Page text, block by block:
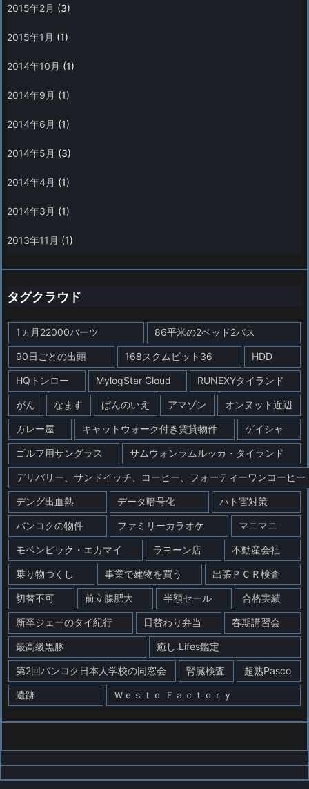
2015年2月 (3)
2015年1月 (1)
2014年10月 (1)
2014年9月 (1)
2014年6月 (1)
2014年5月 (3)
2014年4月 (1)
2014年3月 (1)
2013年11月 (1)
タグクラウド
1ヵ月22000バーツ 86平米の2ベッド2バス
90日ごとの出頭 168スクムビット36 HDD
HQトンロー MylogStar Cloud RUNEXYタイランド
がん なます ぱんのいえ アマゾン オンヌット近辺
カレー屋 キャットウォーク付き賃貸物件 ゲイシャ
ゴルフ用サングラス サムウォンラムルッカ・タイランド
デリバリー、サンドイッチ、コーヒー、フォーティーワンコーヒー
デング出血熱 データ暗号化 ハト害対策
バンコクの物件 ファミリーカラオケ マニマニ
モベンピック・エカマイ ラヨーン店 不動産会社
乗り物つくし 事業で建物を買う 出張ＰＣＲ検査
切替不可 前立腺肥大 半額セール 合格実績
新卒ジェーのタイ紀行 日替わり弁当 春期講習会
最高級黒豚 癒し.Lifes鑑定
第2回バンコク日本人学校の同窓会 腎臓検査 超熟Pasco
遺跡 Ｗｅｓｔｏ Ｆａｃｔｏｒｙ